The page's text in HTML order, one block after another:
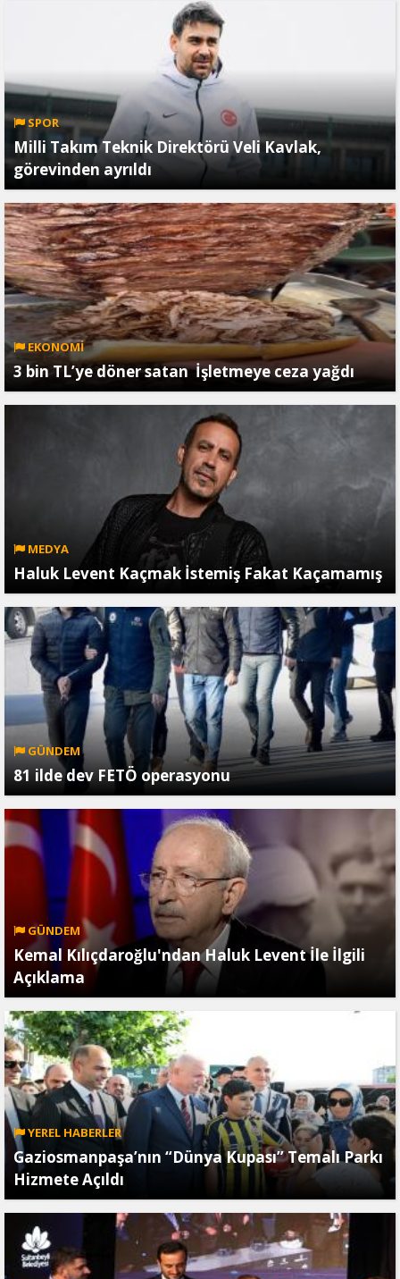
SPOR
Milli Takım Teknik Direktörü Veli Kavlak,
görevinden ayrıldı
EKONOMİ
3 bin TL’ye döner satan İşletmeye ceza yağdı
MEDYA
Haluk Levent Kaçmak İstemiş Fakat Kaçamamış
GÜNDEM
81 ilde dev FETÖ operasyonu
GÜNDEM
Kemal Kılıçdaroğlu'ndan Haluk Levent İle İlgili
Açıklama
YEREL HABERLER
Gaziosmanpaşa’nın “Dünya Kupası” Temalı Parkı
Hizmete Açıldı